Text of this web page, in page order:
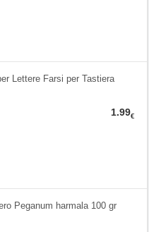
Lettere Farsi per Tastiera
1.99€
Peganum harmala 100 gr